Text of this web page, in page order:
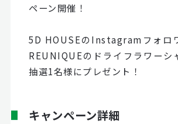
ペーン開催！
5D HOUSEのInstagramフォロ
REUNIQUEのドライフラワーシ
抽選1名様にプレゼント！
キャンペーン詳細